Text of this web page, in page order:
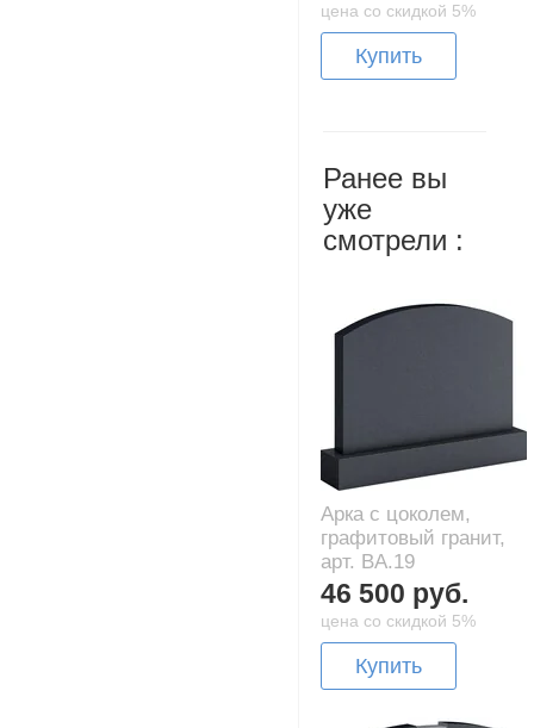
цена со скидкой 5%
Купить
Ранее вы
уже
смотрели :
Арка с цоколем,
графитовый гранит,
арт. BA.19
46 500 руб.
цена со скидкой 5%
Купить